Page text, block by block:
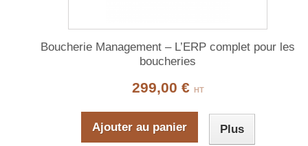
Boucherie Management – L’ERP complet pour les
boucheries
299,00 € HT
Ajouter au panier Plus